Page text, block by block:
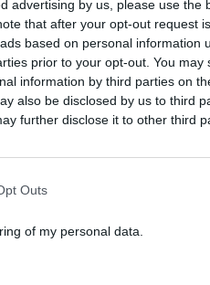
advertising by us, please use the
that after your opt-out request
based on personal information
prior to your opt-out. You
information by third parties on
also be disclosed by us to third
further disclose it to other third
Outs
of my personal data.